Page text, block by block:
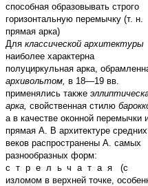
способная образовывать строго
горизонтальную перемычку (т. н.
прямая арка)
Для классической архитектуры
наиболее характерна
полуциркульная арка,
архивольтом, в 18—19 вв.
применялись также
арка, свойственная стилю
а в качестве оконной перемычки
прямая А. В архитектуре средних
веков распространены А. самых
разнообразных форм:
стрельчатая
(с
изломом в верхней точке,